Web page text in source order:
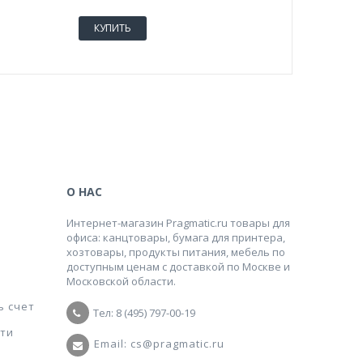
КУПИТЬ
счет
О НАС
Интернет-магазин Pragmatic.ru товары для
офиса: канцтовары, бумага для принтера,
хозтовары, продукты питания, мебель по
доступным ценам с доставкой по Москве и
Московской области.
Тел: 8 (495) 797-00-19
Email: cs@pragmatic.ru